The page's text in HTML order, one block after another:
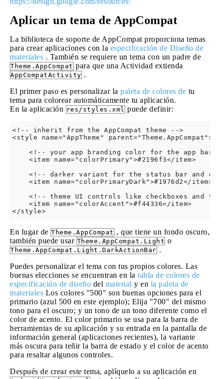
Aplicar un tema de AppCompat
La biblioteca de soporte de AppCompat proporciona temas
para crear aplicaciones con la especificación de Diseño de
materiales . También se requiere un tema con un padre de
Theme.AppCompat para que una Actividad extienda
AppCompatActivity .
El primer paso es personalizar la paleta de colores de tu
tema para colorear automáticamente tu aplicación.
En la aplicación res/styles.xml puede definir:
<!-- inherit from the AppCompat theme -->
<style name="AppTheme" parent="Theme.AppCompat">
<!-- your app branding color for the app bar
    <item name="colorPrimary">#2196f3</item>
<!-- darker variant for the status bar and
    <item name="colorPrimaryDark">#1976d2</item>
<!-- theme UI controls like checkboxes and
    <item name="colorAccent">#f44336</item>
En lugar de Theme.AppCompat , que tiene un fondo oscuro,
también puede usar Theme.AppCompat.Light o
Theme.AppCompat.Light.DarkActionBar .
Puedes personalizar el tema con tus propios colores. Las
buenas elecciones se encuentran en la tabla de colores de
especificación de diseño del material y en la paleta de
materiales Los colores "500" son buenas opciones para el
primario (azul 500 en este ejemplo); Elija "700" del mismo
tono para el oscuro; y un tono de un tono diferente como el
color de acento. El color primario se usa para la barra de
herramientas de su aplicación y su entrada en la pantalla de
información general (aplicaciones recientes), la variante
más oscura para teñir la barra de estado y el color de acento
para resaltar algunos controles.
Después de crear este tema, aplíquelo a su aplicación en